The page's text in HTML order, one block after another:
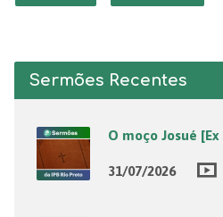
Sermões Recentes
O moço Josué [Ex
31/07/2026